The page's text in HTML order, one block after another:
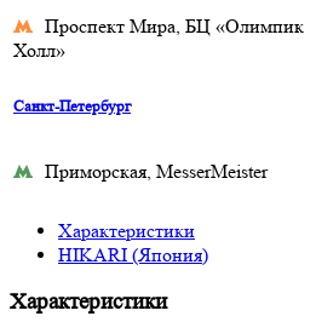
Проспект Мира, БЦ «Олимпик
Холл»
Санкт-Петербург
Приморская, MesserMeister
Характеристики
HIKARI (Япония)
Характеристики